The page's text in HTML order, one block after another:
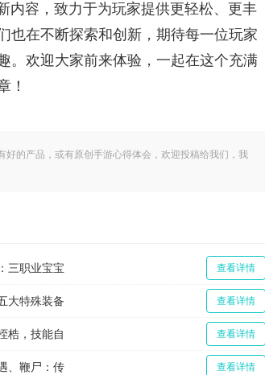
内容，致力于为玩家提供更轻松、更丰
也在不断探索和创新，期待每一位玩家
。欢迎大家前来体验，一起在这个充满
！
的产品，或有原创手游心得体会，欢迎投稿给我们，我
查看详情
三职业宝宝
查看详情
大特殊装备
查看详情
梏，技能自
查看详情
、鞭尸：传